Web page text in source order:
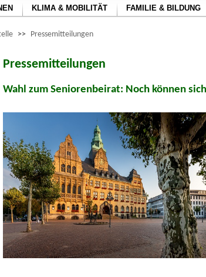
KLIMA & MOBILITÄT FAMILIE & BILDUNG
>> Pressemitteilungen
Pressemitteilungen
Wahl zum Seniorenbeirat: Noch können